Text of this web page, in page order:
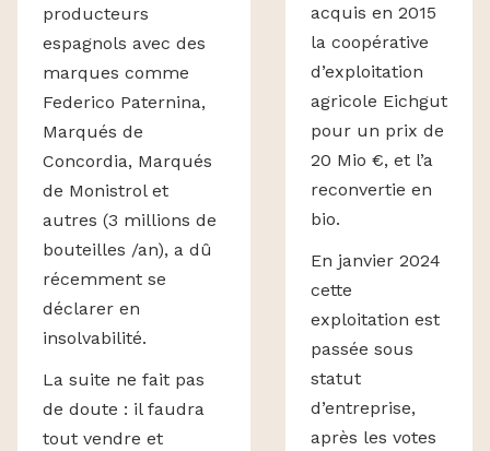
producteurs
espagnols avec des
marques comme
Federico Paternina,
Marqués de
Concordia, Marqués
de Monistrol et
autres (3 millions de
bouteilles /an), a dû
récemment se
déclarer en
insolvabilité.
La suite ne fait pas
de doute : il faudra
tout vendre et
acquis en 2015
la coopérative
d’exploitation
agricole Eichgut
pour un prix de
20 Mio €, et l’a
reconvertie en
bio.
En janvier 2024
cette
exploitation est
passée sous
statut
d’entreprise,
après les votes